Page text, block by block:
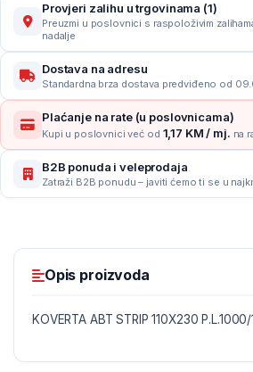
Provjeri zalihu u trgovinama (1)
Preuzmi u poslovnici s raspoloživim
nadalje
Dostava na adresu
Standardna brza dostava predviđeno od
Plaćanje na rate (u poslovnicama)
Kupi u poslovnici već od 1,17 KM / mj. na
B2B ponuda i veleprodaja
Zatraži B2B ponudu – javiti ćemo ti se u
Opis proizvoda
KOVERTA ABT STRIP 110X230 P.L.1000/1